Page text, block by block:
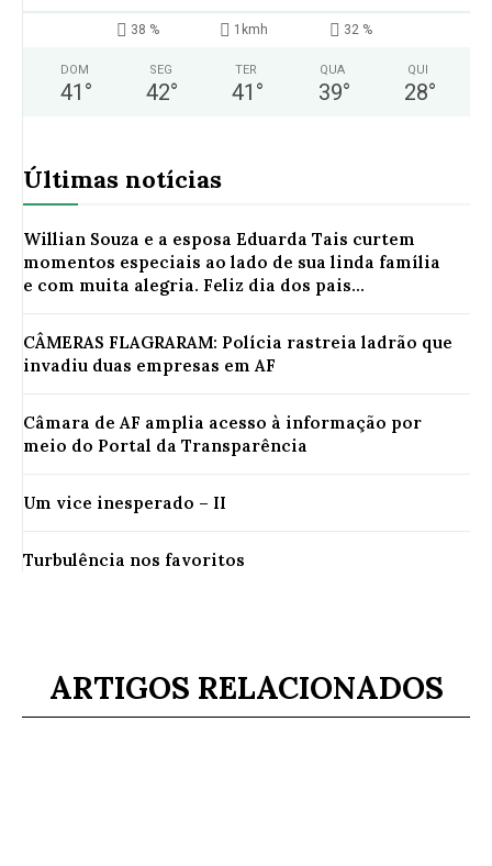
38 % 1kmh 32 %
DOM
41 °
SEG
42°
TER
41 °
QUA
39°
QUI
28°
Últimas notícias
Willian Souza e a esposa Eduarda Tais curtem
momentos especiais ao lado de sua linda família
e com muita alegria. Feliz dia dos pais...
CÂMERAS FLAGRARAM: Polícia rastreia ladrão que
invadiu duas empresas em AF
Câmara de AF amplia acesso à informação por
meio do Portal da Transparência
Um vice inesperado – II
Turbulência nos favoritos
ARTIGOS RELACIONADOS